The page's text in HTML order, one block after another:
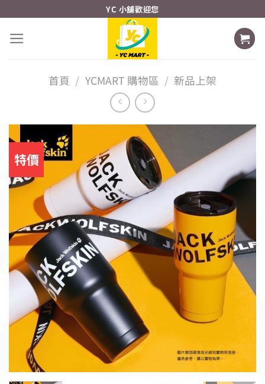
content
YC 小舖歡迎您
首頁 / YCMART 購物區 / 新品上架
特價